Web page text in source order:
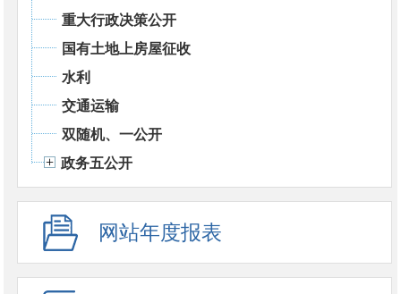
重大行政决策公开
国有土地上房屋征收
水利
交通运输
双随机、一公开
政务五公开
网站年度报表